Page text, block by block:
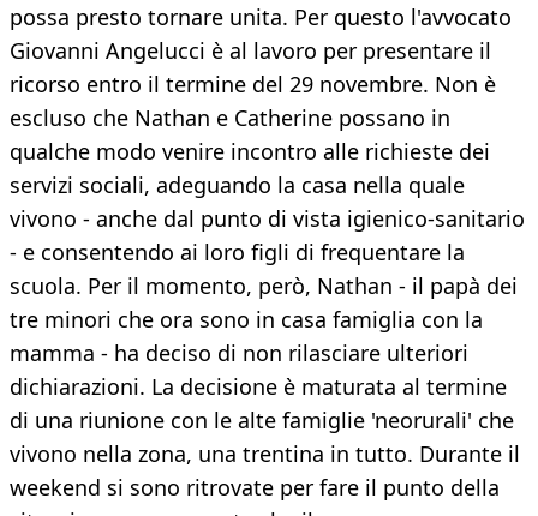
possa presto tornare unita. Per questo l'avvocato
Giovanni Angelucci è al lavoro per presentare il
ricorso entro il termine del 29 novembre. Non è
escluso che Nathan e Catherine possano in
qualche modo venire incontro alle richieste dei
servizi sociali, adeguando la casa nella quale
vivono - anche dal punto di vista igienico-sanitario
- e consentendo ai loro figli di frequentare la
scuola. Per il momento, però, Nathan - il papà dei
tre minori che ora sono in casa famiglia con la
mamma - ha deciso di non rilasciare ulteriori
dichiarazioni. La decisione è maturata al termine
di una riunione con le alte famiglie 'neorurali' che
vivono nella zona, una trentina in tutto. Durante il
weekend si sono ritrovate per fare il punto della